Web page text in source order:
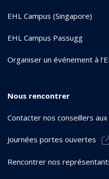
EHL Campus (Singapore)
EHL Campus Passugg
Organiser un événement à
Nous rencontrer
Contacter nos conseillers
Journées portes ouvertes
Rencontrer nos